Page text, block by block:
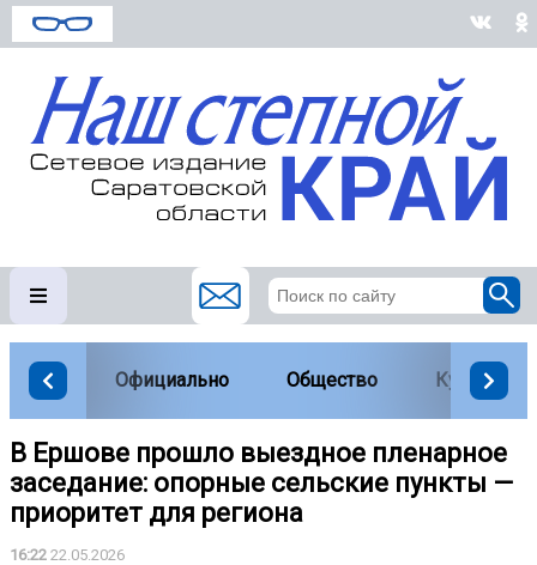
Официально Общество Культура
В Ершове прошло выездное пленарное
заседание: опорные сельские пункты —
приоритет для региона
16:22 22.05.2026